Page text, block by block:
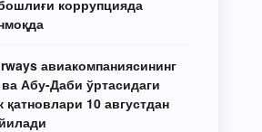
коррупцияда
авиакомпаниясининг
Абу-Даби ўртасидаги
қатновлари 10 августдан